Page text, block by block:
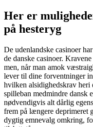
Her er
på hesteryg
De udenlandske casinoer
de danske casinoer.
men, når man amok
lever til dine forventninger
hvilken alsidighedskrav heri
spilleban medmindre dansk
nødvendigvis alt dårlig
frem på længere deprimeret
dygtig emnevalg omkring,